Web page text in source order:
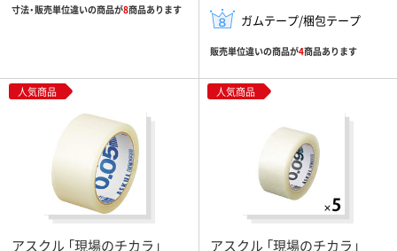
寸法・販売単位違いの商品が8商品あります
ガムテープ/梱包テープ
販売単位違いの商品が4商品あります
人気商品
アスクル 「現場のチカラ」
人気商品
アスクル 「現場のチカラ」